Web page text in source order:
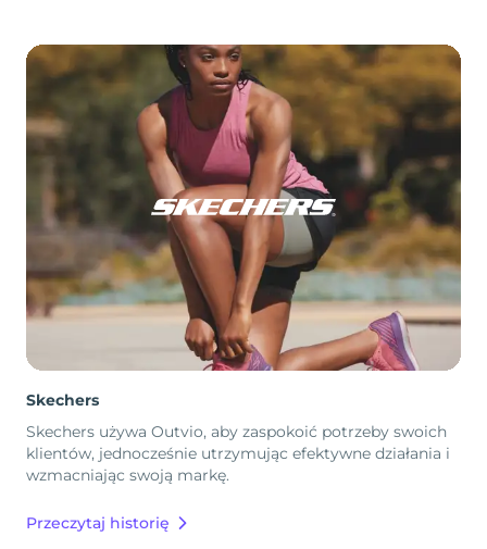
Skechers
Skechers używa Outvio, aby zaspokoić potrzeby swoich
klientów, jednocześnie utrzymując efektywne działania i
wzmacniając swoją markę.
Przeczytaj historię